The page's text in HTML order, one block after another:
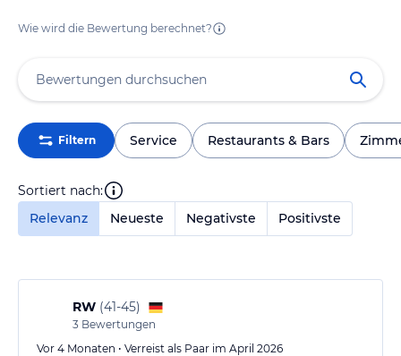
Wie wird die Bewertung berechnet?
Filtern Service Restaurants & Bars
Sortiert nach:
Relevanz
Neueste Negativste Positivste
RW (41-45)
3 Bewertungen
Vor 4 Monaten • Verreist als Paar im April 2026